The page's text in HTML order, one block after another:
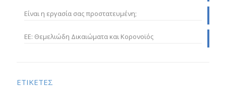
Είναι η εργασία σας προστατευμένη;
ΕΕ: Θεμελιώδη Δικαιώματα και Κορονοϊός
ΕΤΙΚΕΤΕΣ